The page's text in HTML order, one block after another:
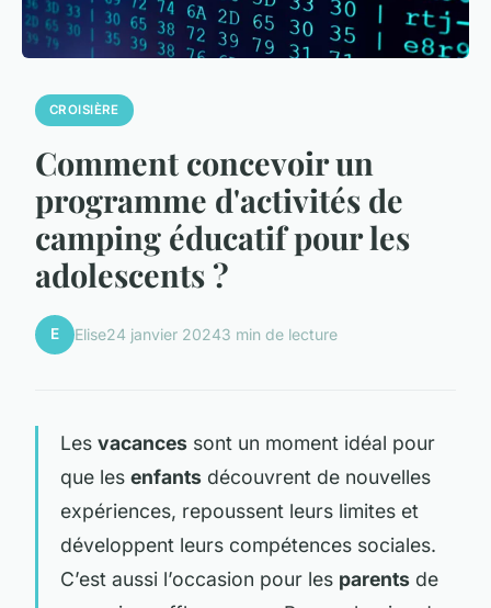
CROISIÈRE
Comment concevoir un
programme d'activités de
camping éducatif pour les
adolescents ?
E Elise24 janvier 20243 min de lecture
Les vacances sont un moment idéal pour
que les enfants découvrent de nouvelles
expériences, repoussent leurs limites et
développent leurs compétences sociales.
C’est aussi l’occasion pour les parents de